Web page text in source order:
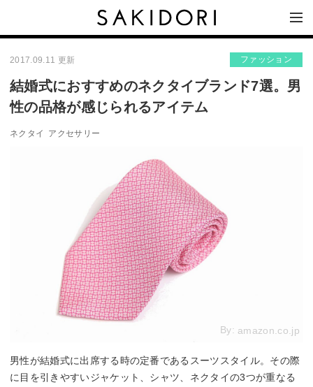
2017.09.11 更新 ファッション
結婚式におすすめのネクタイブランド7選。男
性の品格が感じられるアイテム
ネクタイ アクセサリー
By: amazon.co.jp
男性が結婚式に出席する時の定番であるスーツスタイル。その際
に目を引きやすいジャケット、シャツ、ネクタイの3つが重なる